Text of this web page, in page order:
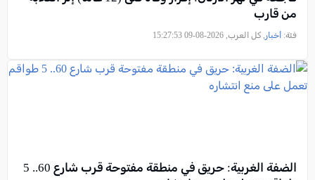
من قارب
فئة: أخبار , كل العرب, 2026-08-09 15:27:53
الضفة الغربية: حريق في منطقة مفتوحة قرب شارع 60.. 5